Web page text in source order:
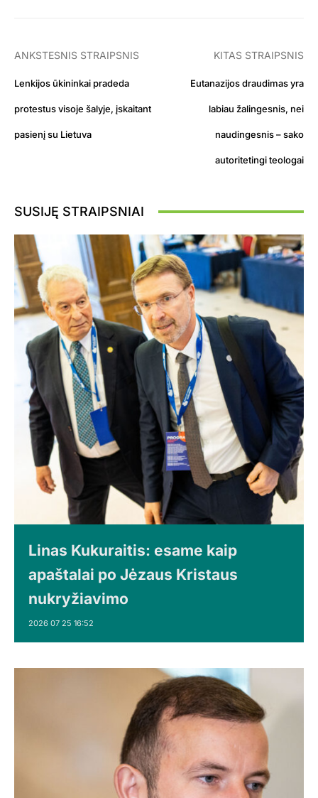
ANKSTESNIS STRAIPSNIS
Lenkijos ūkininkai pradeda
protestus visoje šalyje, įskaitant
pasienį su Lietuva
KITAS STRAIPSNIS
Eutanazijos draudimas yra
labiau žalingesnis, nei
naudingesnis – sako
autoritetingi teologai
SUSIJĘ STRAIPSNIAI
Linas Kukuraitis: esame kaip
apaštalai po Jėzaus Kristaus
nukryžiavimo
2026 07 25 16:52